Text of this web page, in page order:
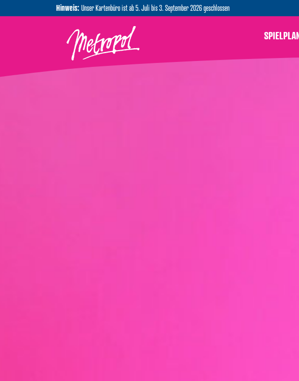
Skip to main navigation
Skip to main content
Skip to page footerHinweis: Unser Kartenbüro ist ab 5. Juli bis 3. September 2026 geschlossen